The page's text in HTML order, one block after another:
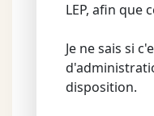
LEP, afin que
Je ne sais si
disposition.